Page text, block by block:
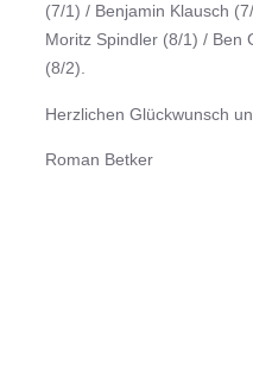
(7/1) / Benjamin Klausch
Moritz Spindler (8/1) / Ben
(8/2).
Herzlichen Glückwunsch
Roman Betker